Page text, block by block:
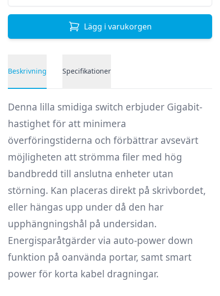
Lägg i varukorgen
Beskrivning Specifikationer
Denna lilla smidiga switch erbjuder Gigabit-
hastighet för att minimera
överföringstiderna och förbättrar avsevärt
möjligheten att strömma filer med hög
bandbredd till anslutna enheter utan
störning. Kan placeras direkt på skrivbordet,
eller hängas upp under då den har
upphängningshål på undersidan.
Energisparåtgärder via auto-power down
funktion på oanvända portar, samt smart
power för korta kabel dragningar.